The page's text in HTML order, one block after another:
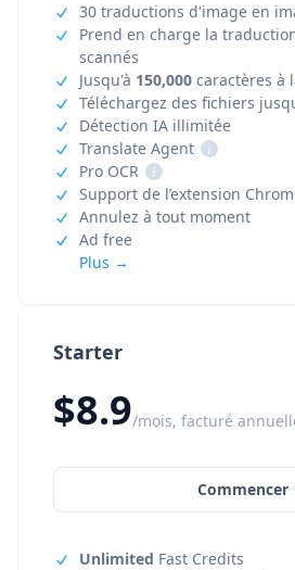
Starter
$8.9/mois, facturé
Commencer
Unlimited Fast Credits
30 traductions d'image en
Prend en charge la
scannés
Jusqu'à 150,000 caractères à
Téléchargez des fichiers
Détection IA illimitée
Translate Agent
i
Pro OCR
i
Support de l’extension
Annulez à tout moment
Ad free
Plus →